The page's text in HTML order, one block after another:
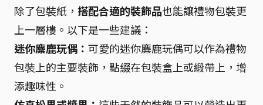
除了包裝紙， 搭配合適的裝飾品也能讓禮物包裝更
上一層樓。以下是一些建議：
迷你麋鹿玩偶： 可愛的迷你麋鹿玩偶可以作為禮物
包裝上的主要裝飾，點綴在包裝盒上或緞帶上，增
添趣味性。